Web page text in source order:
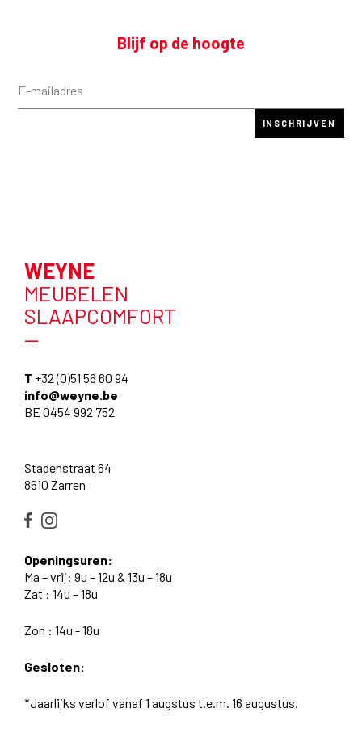
Blijf op de hoogte
WEYNE
MEUBELEN
SLAAPCOMFORT
—
T +32 (0)51 56 60 94
info@weyne.be
BE 0454 992 752
Stadenstraat 64
8610 Zarren
Openingsuren:
Ma – vrij: 9u – 12u & 13u – 18u
Zat : 14u – 18u
Zon : 14u - 18u
Gesloten:
*Jaarlijks verlof vanaf 1 augstus t.e.m. 16 augustus.